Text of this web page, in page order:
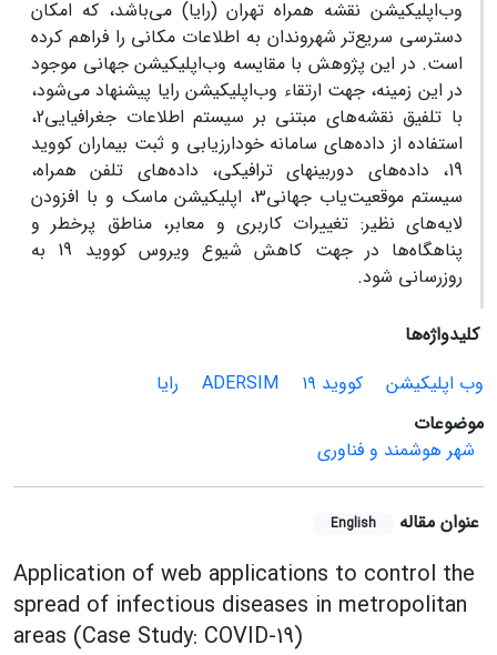
وب‌اپلیکیشن نقشه همراه تهران (رایا) می‌باشد، که امکان
دسترسی سریع‌تر شهروندان به اطلاعات مکانی را فراهم کرده
است. در این پژوهش با مقایسه وب‌اپلیکیشن‌ جهانی موجود
در این زمینه، جهت ارتقاء وب‌اپلیکیشن‌ رایا پیشنهاد می‌شود،
با تلفیق نقشه‌های مبتنی بر سیستم اطلاعات جغرافیایی2،
استفاده از داده‌های سامانه خودارزیابی و ثبت بیماران کووید
19، داده‌های دوربینهای‌ ترافیکی، داده‌های تلفن همراه،
سیستم موقعیت‌یاب جهانی3، اپلیکیشن ماسک و با افزودن
لایه‌های نظیر: تغییرات کاربری و معابر، مناطق پرخطر و
پناهگاه‌ها در جهت کاهش شیوع ویروس کووید 19 به
روزرسانی شود.
کلیدواژه‌ها
وب اپلیکیشن
کووید ۱۹ ADERSIM
رایا
موضوعات
شهر هوشمند و فناوری
عنوان مقاله English
Application of web applications to control the
spread of infectious diseases in metropolitan
areas (Case Study: COVID-19)